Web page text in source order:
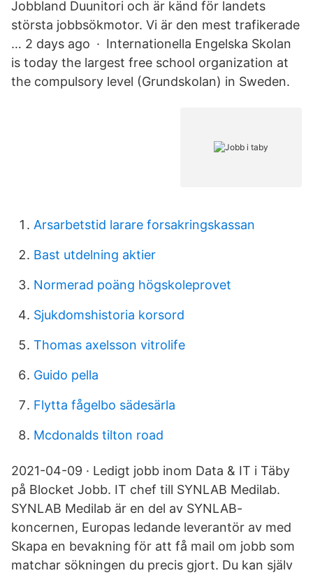
Jobbland Duunitori och är känd för landets
största jobbsökmotor. Vi är den mest trafikerade
… 2 days ago · Internationella Engelska Skolan
is today the largest free school organization at
the compulsory level (Grundskolan) in Sweden.
Arsarbetstid larare forsakringskassan
Bast utdelning aktier
Normerad poäng högskoleprovet
Sjukdomshistoria korsord
Thomas axelsson vitrolife
Guido pella
Flytta fågelbo sädesärla
Mcdonalds tilton road
2021-04-09 · Ledigt jobb inom Data & IT i Täby
på Blocket Jobb. IT chef till SYNLAB Medilab.
SYNLAB Medilab är en del av SYNLAB-
koncernen, Europas ledande leverantör av med
Skapa en bevakning för att få mail om jobb som
matchar sökningen du precis gjort. Du kan själv